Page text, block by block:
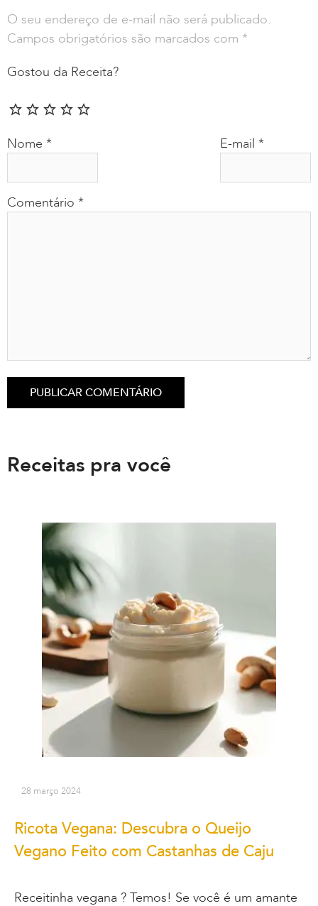
O seu endereço de e-mail não será publicado.
Campos obrigatórios são marcados com *
Gostou da Receita?
Comentário *
Nome * E-mail *
Receitas pra você
28 março 2024
Ricota Vegana: Descubra o Queijo
Vegano Feito com Castanhas de Caju
Receitinha vegana ? Temos! Se você é um amante